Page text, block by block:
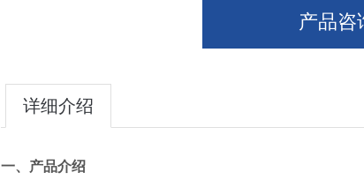
产品咨
详细介绍
一、产品介绍